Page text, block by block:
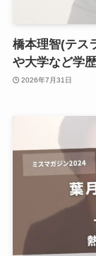
橋本理智(テス
や大学など学
2026年7月31日